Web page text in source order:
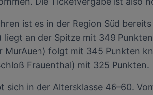
ist es in der Region Süd
liegt an der Spitze mit 349
MurAuen) folgt mit 345 Punkten
Frauenthal) mit 325 Punkten.
sich in der Altersklasse 46–60.